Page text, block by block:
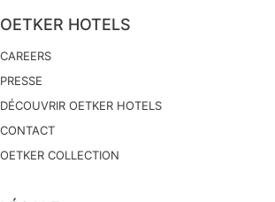
OETKER HOTELS
CAREERS
PRESSE
DÉCOUVRIR OETKER HOTELS
CONTACT
OETKER COLLECTION